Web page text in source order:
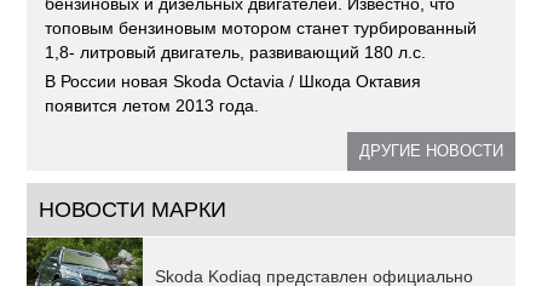
топовым бензиновым мотором станет турбированный
1,8- литровый двигатель, развивающий 180 л.с.
В России новая Skoda Octavia / Шкода Октавия
появится летом 2013 года.
ДРУГИЕ НОВОСТИ
НОВОСТИ МАРКИ
Skoda Kodiaq представлен официально